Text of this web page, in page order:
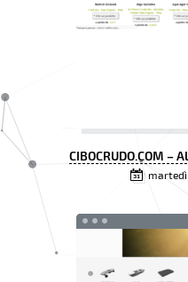
CIBOCRUDO.COM –
martedì